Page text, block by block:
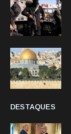
DESTAQUES